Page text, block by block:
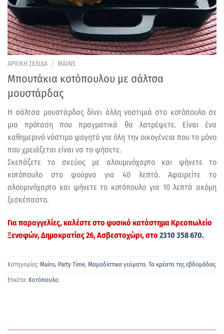
ΑΡΧΙΚΗ ΣΕΛΙΔΑ / MAINS
Μπουτάκια κοτόπουλου με σάλτσα
μουστάρδας
Η σάλτσα μουστάρδας δίνει άλλη νοστιμιά στο κοτόπουλο σε
μια πρόταση που πραγματικά θα λατρέψετε. Είναι ένα
καθημερινό νόστιμο φαγητό για όλη την οικογένεια που το μόνο
που χρειάζεται είναι να το ψήσετε.
Σκεπάζετε το σκεύος με αλουμινόχαρτο και ψήνετε το
κοτόπουλο στο φούρνο για 40 λεπτά. Αφαιρείτε το
αλουμινόχαρτο και ψήνετε το κοτόπουλο για 10 λεπτά ακόμη
ξεσκέπαστο.
Για παραγγελίες, καλέστε στο φυσικό κατάστημαΚρεοπωλείο
Ξενοφών, Δημοκρατίας 26, Ασβεστοχώρι, στο 2310 358 670.
Κατηγορίες: Mains, Party Time, Μαμαδίστικα γεύματα, Τα κρέατα της εβδομάδας
Ετικέτα: Κοτόπουλο